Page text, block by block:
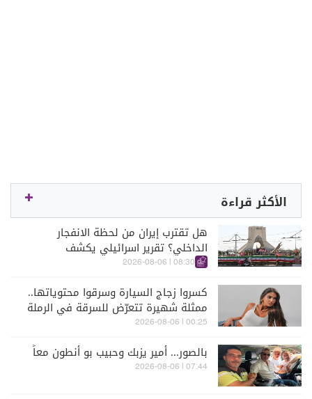
الأكثر قراءة
هل تقترب إيران من لحظة الانفجار
الداخلي؟ تقرير اسرائيلي يكشف
الكواليس
08:30 | 2026-08-06
كسروا زجاج السيارة وسرقوا محتوياتها..
ممثلة شهيرة تتعرّض للسرقة في الرملة
البيضاء (فيديو)
00:25 | 2026-08-06
بالصور... أمير يزبك وحبيب بو أنطون معاً
07:44 | 2026-08-06